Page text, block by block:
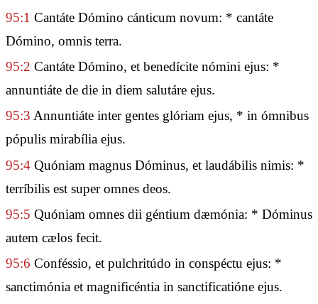
95:1 Cantáte Dómino cánticum novum: * cantáte
Dómino, omnis terra.
95:2 Cantáte Dómino, et benedícite nómini ejus: *
annuntiáte de die in diem salutáre ejus.
95:3 Annuntiáte inter gentes glóriam ejus, * in ómnibus
pópulis mirabília ejus.
95:4 Quóniam magnus Dóminus, et laudábilis nimis: *
terríbilis est super omnes deos.
95:5 Quóniam omnes dii géntium dæmónia: * Dóminus
autem cælos fecit.
95:6 Conféssio, et pulchritúdo in conspéctu ejus: *
sanctimónia et magnificéntia in sanctificatióne ejus.